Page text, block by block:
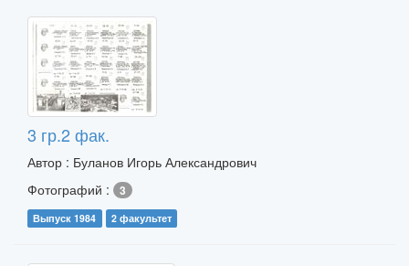
3 гр.2 фак.
Автор : Буланов Игорь Александрович
Фотографий :
3
Выпуск 1984 2 факультет